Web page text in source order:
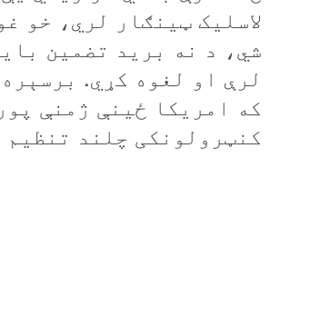
لاسليک ټينګار لري، خو
شي، د نه بريد تضمين
لرې او لغوه کړي.
که امريکا ځينې ژمنې
کنټرولونکی چلند تنظيم